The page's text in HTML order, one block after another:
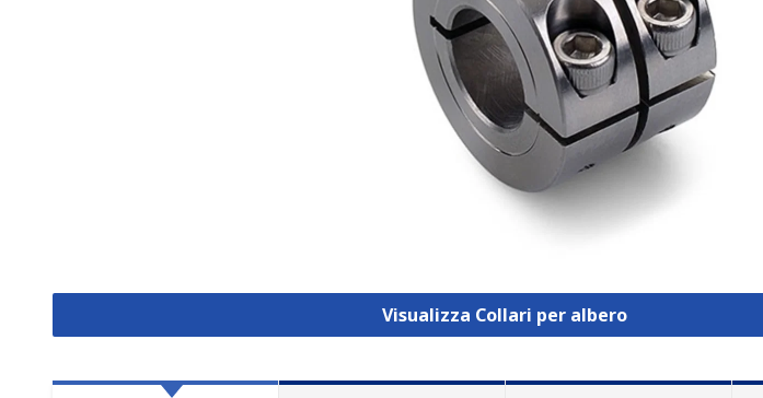
Visualizza Collari per albero